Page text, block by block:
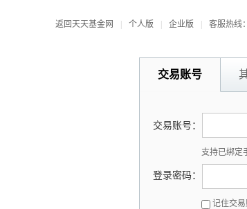
返回天天基金网 个人版 企业版 客服热线：
交易账号
交易账号：
支持已绑定
登录密码：
记住交易